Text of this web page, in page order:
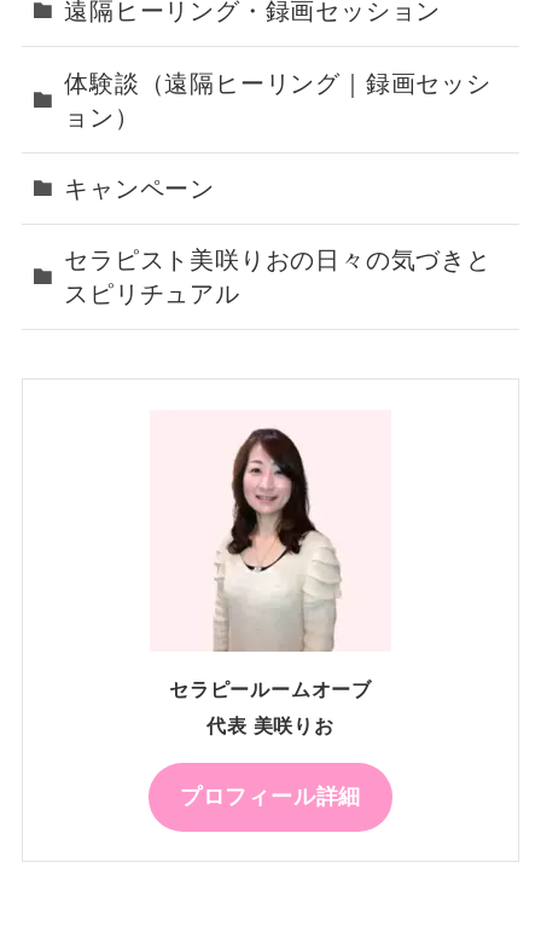
遠隔ヒーリング・録画セッション
体験談（遠隔ヒーリング｜録画セッシ
ョン）
キャンペーン
セラピスト美咲りおの日々の気づきと
スピリチュアル
セラピールームオーブ
代表 美咲りお
プロフィール詳細